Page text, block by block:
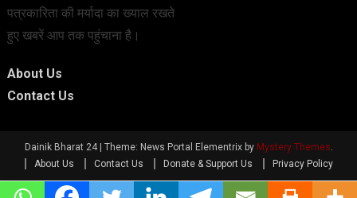
पत्रकारिता की मर्यादा का ख्याल रखते
हुए खबरें आप तक पहुंचाना है।
About Us
Contact Us
Dainik Bharat 24 Theme: News Portal Elementrix by Mystery Themes.
About Us
Contact Us Donate & Support Us Privacy Policy